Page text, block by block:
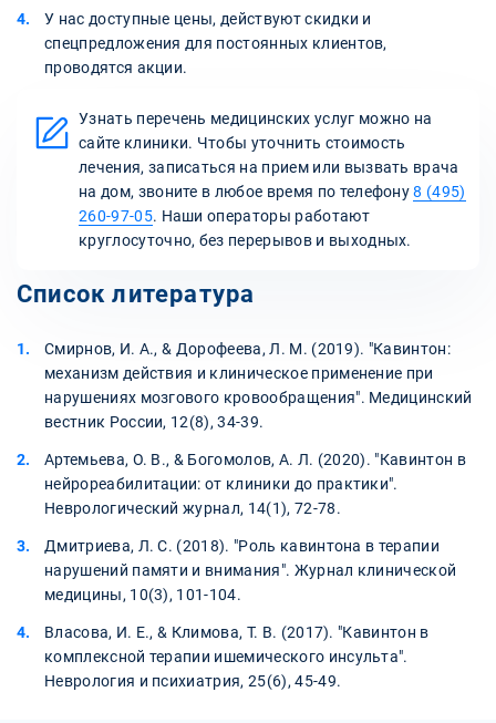
У нас доступные цены, действуют скидки и
спецпредложения для постоянных клиентов,
проводятся акции.
Узнать перечень медицинских услуг можно на
сайте клиники. Чтобы уточнить стоимость
лечения, записаться на прием или вызвать врача
на дом, звоните в любое время по телефону8 (495)
260-97-05. Наши операторы работают
круглосуточно, без перерывов и выходных.
Список литература
Смирнов, И. А., & Дорофеева, Л. М. (2019). "Кавинтон:
механизм действия и клиническое применение при
нарушениях мозгового кровообращения". Медицинский
вестник России, 12(8), 34-39.
Артемьева, О. В., & Богомолов, А. Л. (2020). "Кавинтон в
нейрореабилитации: от клиники до практики".
Неврологический журнал, 14(1), 72-78.
Дмитриева, Л. С. (2018). "Роль кавинтона в терапии
нарушений памяти и внимания". Журнал клинической
медицины, 10(3), 101-104.
Власова, И. Е., & Климова, Т. В. (2017). "Кавинтон в
комплексной терапии ишемического инсульта".
Неврология и психиатрия, 25(6), 45-49.